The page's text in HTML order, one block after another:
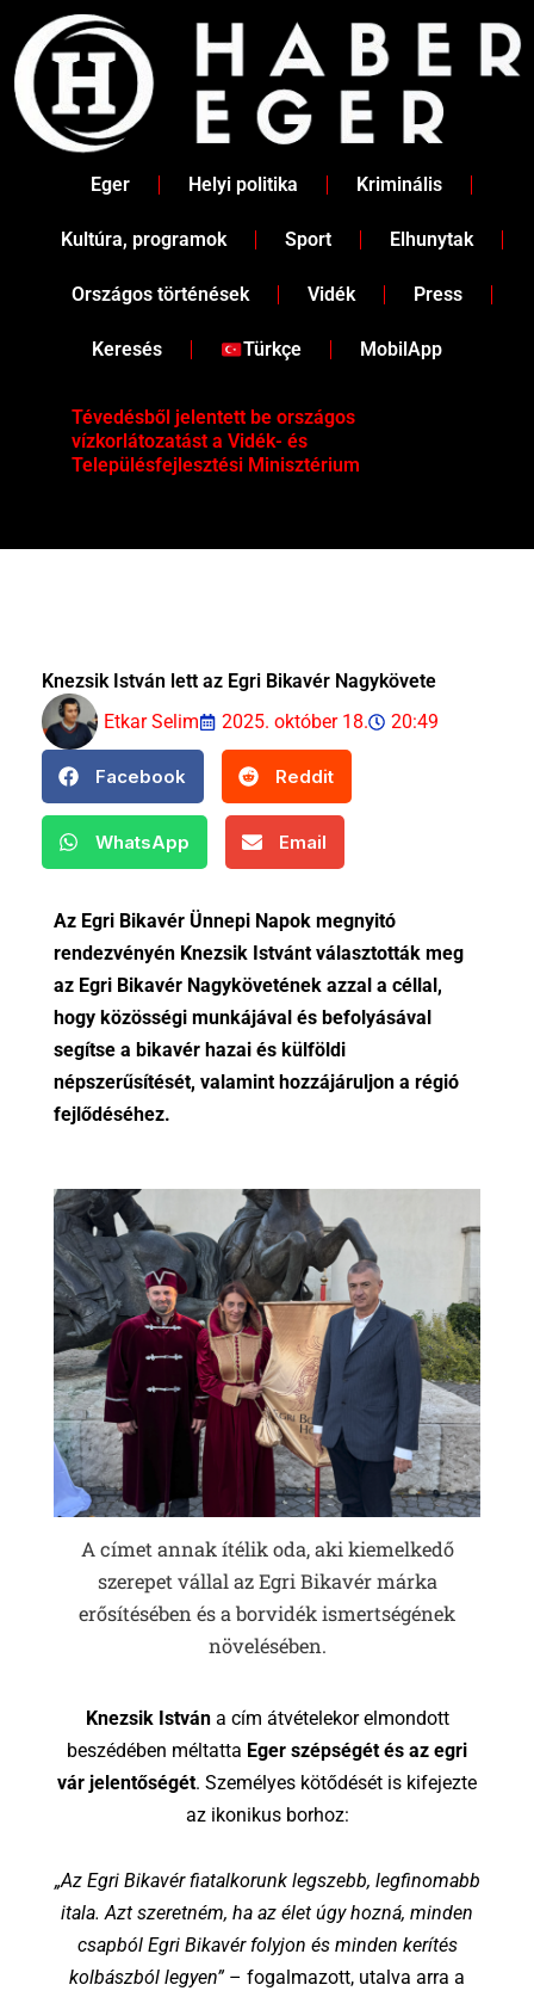
content
Eger Helyi politika Kriminális
Kultúra, programok Sport Elhunytak
Országos történések Vidék Press
Keresés Türkçe MobilApp
Tévedésből jelentett be országos
vízkorlátozatást a Vidék- és
Településfejlesztési Minisztérium
Knezsik István lett az Egri Bikavér Nagykövete
Etkar Selim
2025. október 18. 20:49
Facebook Reddit
WhatsApp Email
Az Egri Bikavér Ünnepi Napok megnyitó
rendezvényén Knezsik Istvánt választották meg
az Egri Bikavér Nagykövetének azzal a céllal,
hogy közösségi munkájával és befolyásával
segítse a bikavér hazai és külföldi
népszerűsítését, valamint hozzájáruljon a régió
fejlődéséhez.
A címet annak ítélik oda, aki kiemelkedő
szerepet vállal az Egri Bikavér márka
erősítésében és a borvidék ismertségének
növelésében.
Knezsik Istvána cím átvételekor elmondott
beszédében méltatta Eger szépségét és az egri
vár jelentőségét. Személyes kötődését is kifejezte
az ikonikus borhoz:
„Az Egri Bikavér fiatalkorunk legszebb, legfinomabb
itala. Azt szeretném, ha az élet úgy hozná, minden
csapból Egri Bikavér folyjon és minden kerítés
kolbászból legyen”– fogalmazott, utalva arra a